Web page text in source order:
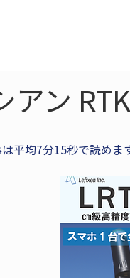
アン
平均7分15秒で読めま